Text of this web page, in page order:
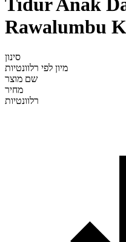
Tidur Anak
Rawalumbu
סינון
מיון לפי רלוונטיות
שם מוצר
מחיר
רלוונטיות